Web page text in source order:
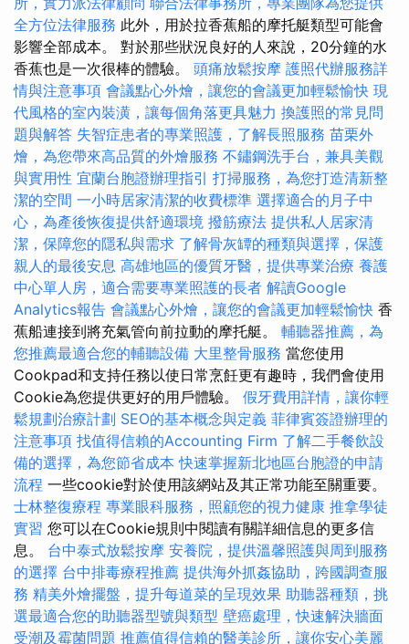
全方位法律服務 此外，用於拉香蕉船的摩托艇類型可能會
影響全部成本。 對於那些狀況良好的人來說，20分鐘的水
香蕉也是一次很棒的體驗。 頭痛放鬆按摩 護照代辦服務詳
情與注意事項 會議點心外燴，讓您的會議更加輕鬆愉快 現
代風格的室內裝潢，讓每個角落更具魅力 換護照的常見問
題與解答 失智症患者的專業照護，了解長照服務 苗栗外
燴，為您帶來高品質的外燴服務 不鏽鋼洗手台，兼具美觀
與實用性 宜蘭台胞證辦理指引 打掃服務，為您打造清新整
潔的空間 一小時居家清潔的收費標準 選擇適合的月子中
心，為產後恢復提供舒適環境 撥筋療法 提供私人居家清
潔，保障您的隱私與需求 了解骨灰罈的種類與選擇，保護
親人的最後安息 高雄地區的優質牙醫，提供專業治療 養護
中心單人房，適合需要專業照護的長者 解讀Google
Analytics報告 會議點心外燴，讓您的會議更加輕鬆愉快 香
蕉船連接到將充氣管向前拉動的摩托艇。 輔聽器推薦，為
您推薦最適合您的輔聽設備 大里整骨服務 當您使用
Cookpad和支持任務以使日常烹飪更有趣時，我們會使用
Cookie為您提供更好的用戶體驗。 假牙費用詳情，讓你輕
鬆規劃治療計劃 SEO的基本概念與定義 菲律賓簽證辦理的
注意事項 找值得信賴的Accounting Firm 了解二手餐飲設
備的選擇，為您節省成本 快速掌握新北地區台胞證的申請
流程 一些cookie對於使用該網站及其正常功能至關重要。
士林整復療程 專業眼科服務，照顧您的視力健康 推拿學徒
實習 您可以在Cookie規則中閱讀有關詳細信息的更多信
息。 台中泰式放鬆按摩 安養院，提供溫馨照護與周到服務
的選擇 台中排毒療程推薦 提供海外抓姦協助，跨國調查服
務 精美外燴擺盤，提升每道菜的呈現效果 助聽器種類，挑
選最適合您的助聽器型號與類型 壁癌處理，快速解決牆面
受潮及霉菌問題 推薦值得信賴的醫美診所，讓你安心美麗